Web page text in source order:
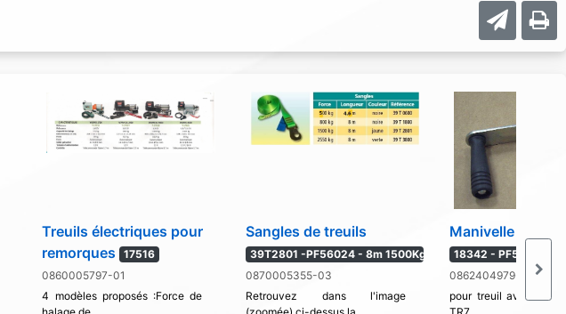
Treuils électriques pour
remorques 17516
0860005797-01
4 modèles proposés :Force de
Sangles de treuils
39T2801 -PF56024 - 8m 1500Kg
0870005355-03
Retrouvez dans l'image
Manivelle de
18342 - PF56093
0862404979-01
pour treuil avec